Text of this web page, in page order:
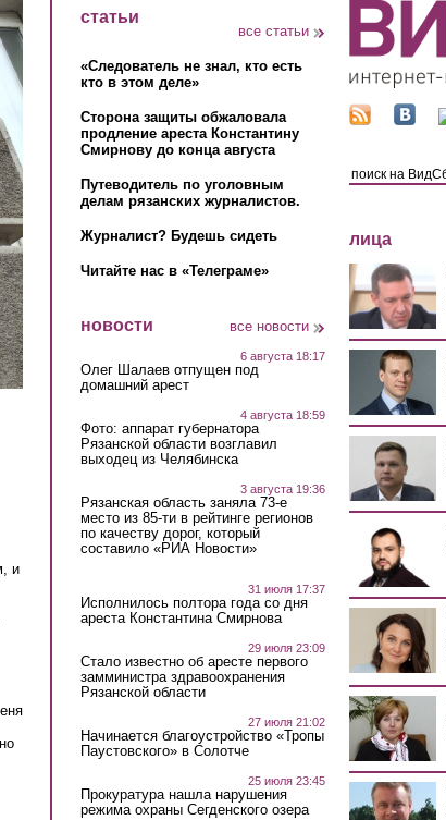
и
статьи
все статьи
«Следователь не знал, кто есть
кто в этом деле»
Сторона защиты обжаловала
продление ареста Константину
Смирнову до конца августа
Путеводитель по уголовным
делам рязанских журналистов.
Журналист? Будешь сидеть
Читайте нас в «Телеграме»
новости все новости
6 августа 18:17
Олег Шалаев отпущен под
домашний арест
4 августа 18:59
Фото: аппарат губернатора
Рязанской области возглавил
выходец из Челябинска
3 августа 19:36
Рязанская область заняла 73-е
место из 85-ти в рейтинге регионов
по качеству дорог, который
составило «РИА Новости»
31 июля 17:37
Исполнилось полтора года со дня
ареста Константина Смирнова
29 июля 23:09
Стало известно об аресте первого
замминистра здравоохранения
Рязанской области
27 июля 21:02
Начинается благоустройство «Тропы
Паустовского» в Солотче
25 июля 23:45
Прокуратура нашла нарушения
режима охраны Сегденского озера
лица